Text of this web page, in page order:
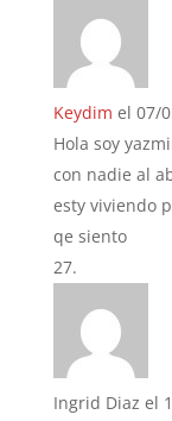
Keydim el 07/
Hola soy
con nadie al
esty viviendo
qe siento
Ingrid Diaz el